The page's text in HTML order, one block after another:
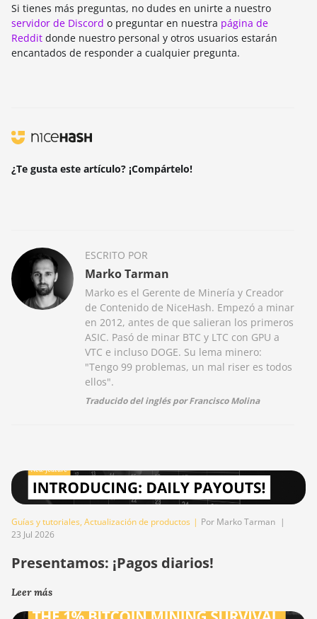
Si tienes más preguntas, no dudes en unirte a nuestro
servidor de Discord o preguntar en nuestra página de
Reddit donde nuestro personal y otros usuarios estarán
encantados de responder a cualquier pregunta.
¿Te gusta este artículo? ¡Compártelo!
ESCRITO POR
Marko Tarman
Marko es el Gerente de Minería y Creador
de Contenido de NiceHash. Empezó a minar
en 2012, antes de que salieran los primeros
ASIC. Pasó de minar BTC y LTC con GPU a
VTC e incluso DOGE. Su lema minero:
"Tengo 99 problemas, un mal riser es todos
ellos".
Traducido del inglés por Francisco Molina
Guías y tutoriales, Actualización de productos | Por Marko Tarman |
23 Jul 2026
Presentamos: ¡Pagos diarios!
Leer más